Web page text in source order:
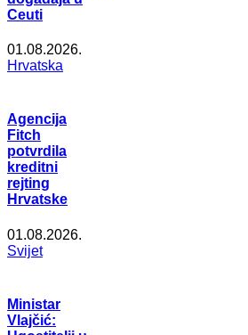
Ceuti
01.08.2026.
Hrvatska
Agencija
Fitch
potvrdila
kreditni
rejting
Hrvatske
01.08.2026.
Svijet
Ministar
Vlajčić: